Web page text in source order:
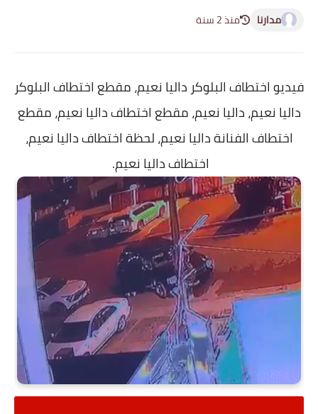
مدارنا منذ 2 سنة
فيديو اختطاف البلوكر داليا نعيم، مقطع اختطاف البلوكر
داليا نعيم، داليا نعيم، مقطع اختطاف داليا نعيم، مقطع
اختطاف الفنانة داليا نعيم، لحظة اختطاف داليا نعيم،
اختطاف داليا نعيم.